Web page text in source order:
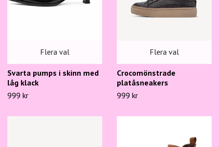
Flera val
Svarta pumps i skinn med
låg klack
999 kr
Flera val
Crocomönstrade
platåsneakers
999 kr